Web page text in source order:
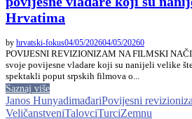
Hrvatima
by hrvatski-fokus04/05/202604/05/20260
POVIJESNI REVIZIONIZAM NA FILMSKI
svoje povijesne vladare koji su nanijeli velike
spektakli poput srpskih filmova o...
Saznaj više
Janos HunyadimađariPovijesni
VeličanstveniTalovciTurciZemnu